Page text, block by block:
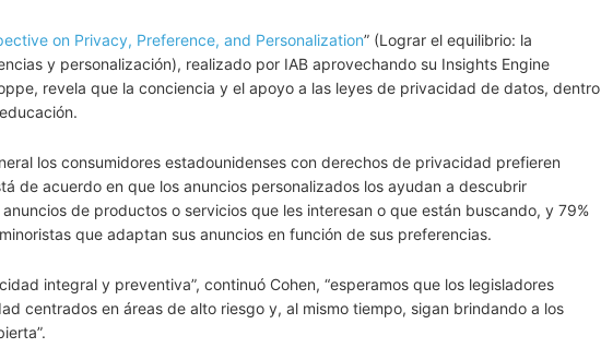
on Privacy, Preference, and Personalization” (Lograr el equilibrio: la
y personalización), realizado por IAB aprovechando su Insights Engine
revela que la conciencia y el apoyo a las leyes de privacidad de datos, dentro
los consumidores estadounidenses con derechos de privacidad prefieren
de acuerdo en que los anuncios personalizados los ayudan a descubrir
de productos o servicios que les interesan o que están buscando, y 79%
que adaptan sus anuncios en función de sus preferencias.
integral y preventiva”, continuó Cohen, “esperamos que los legisladores
centrados en áreas de alto riesgo y, al mismo tiempo, sigan brindando a los